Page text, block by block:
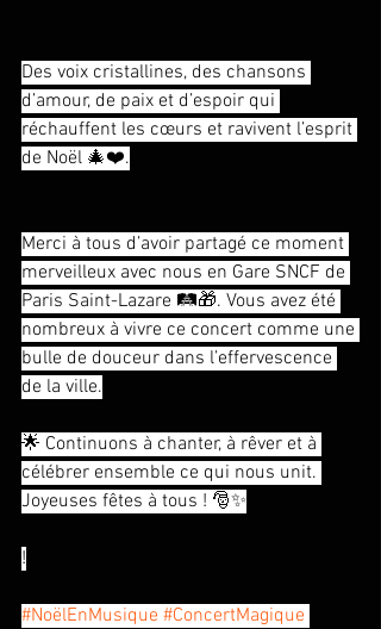
Des voix cristallines, des chansons
d’amour, de paix et d’espoir qui
réchauffent les cœurs et ravivent l’esprit
de Noël 🎄❤️.
Merci à tous d’avoir partagé ce moment
merveilleux avec nous en Gare SNCF de
Paris Saint-Lazare 🛤️🎁. Vous avez été
nombreux à vivre ce concert comme une
bulle de douceur dans l’effervescence
de la ville.
🌟 Continuons à chanter, à rêver et à
célébrer ensemble ce qui nous unit.
Joyeuses fêtes à tous ! 🎅✨
!
#NoëlEnMusique #ConcertMagique